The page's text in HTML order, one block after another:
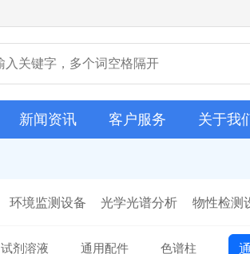
新闻资讯 客户服务 关于我
环境监测设备 光学光谱分析 物性检测
试剂溶液 通用配件 色谱柱